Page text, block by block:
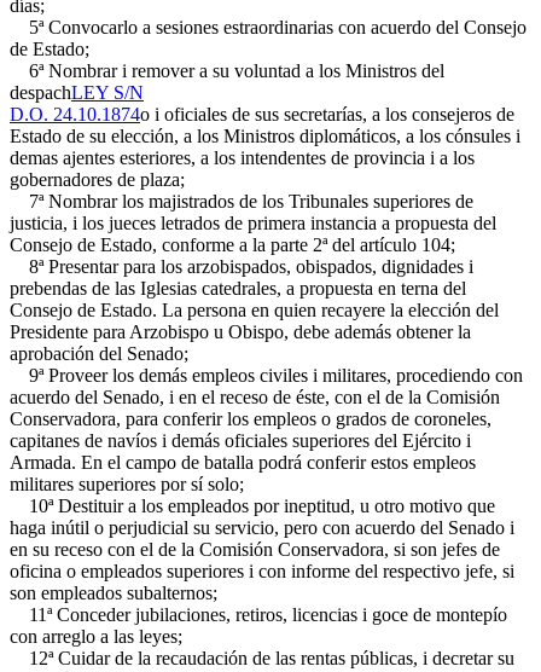
días;
5ª Convocarlo a sesiones estraordinarias con acuerdo del Consejo
de Estado;
6ª Nombrar i remover a su voluntad a los Ministros del
despachLEY S/N
D.O. 24.10.1874o i oficiales de sus secretarías, a los consejeros de
Estado de su elección, a los Ministros diplomáticos, a los cónsules i
demas ajentes esteriores, a los intendentes de provincia i a los
gobernadores de plaza;
7ª Nombrar los majistrados de los Tribunales superiores de
justicia, i los jueces letrados de primera instancia a propuesta del
Consejo de Estado, conforme a la parte 2ª del artículo 104;
8ª Presentar para los arzobispados, obispados, dignidades i
prebendas de las Iglesias catedrales, a propuesta en terna del
Consejo de Estado. La persona en quien recayere la elección del
Presidente para Arzobispo u Obispo, debe además obtener la
aprobación del Senado;
9ª Proveer los demás empleos civiles i militares, procediendo con
acuerdo del Senado, i en el receso de éste, con el de la Comisión
Conservadora, para conferir los empleos o grados de coroneles,
capitanes de navíos i demás oficiales superiores del Ejército i
Armada. En el campo de batalla podrá conferir estos empleos
militares superiores por sí solo;
10ª Destituir a los empleados por ineptitud, u otro motivo que
haga inútil o perjudicial su servicio, pero con acuerdo del Senado i
en su receso con el de la Comisión Conservadora, si son jefes de
oficina o empleados superiores i con informe del respectivo jefe, si
son empleados subalternos;
11ª Conceder jubilaciones, retiros, licencias i goce de montepío
con arreglo a las leyes;
12ª Cuidar de la recaudación de las rentas públicas, i decretar su